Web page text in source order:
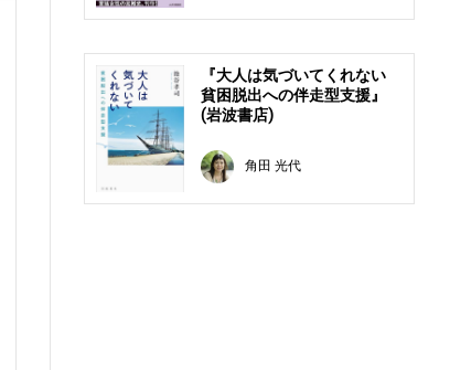
『大人は気づいてくれない
貧困脱出への伴走型支援』
(岩波書店)
角田 光代